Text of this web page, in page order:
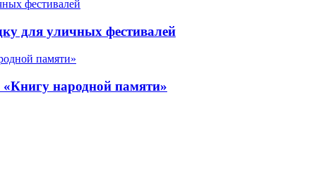
для уличных фестивалей
«Книгу народной памяти»